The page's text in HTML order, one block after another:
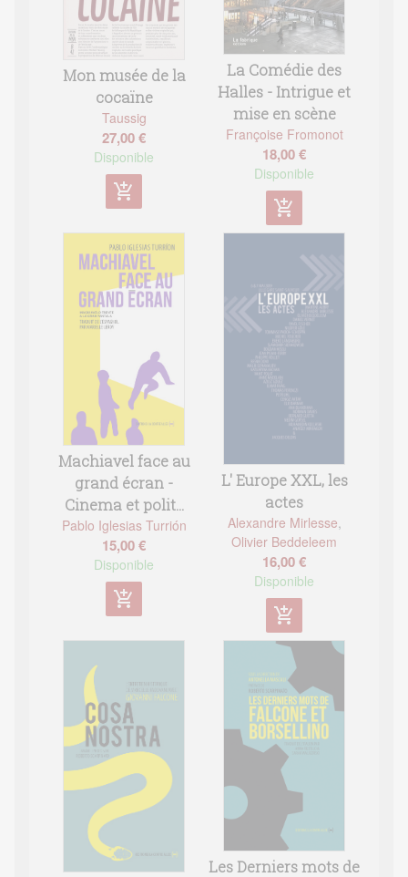
Mon musée de la
cocaïne
Taussig
27,00 €
Disponible
add_shopping_cart
La Comédie des
Halles - Intrigue et
mise en scène
Françoise Fromonot
18,00 €
Disponible
add_shopping_cart
Machiavel face au
grand écran -
Cinema et polit...
Pablo Iglesias Turrión
15,00 €
Disponible
add_shopping_cart
L' Europe XXL, les
actes
Alexandre Mirlesse,
Olivier Beddeleem
16,00 €
Disponible
add_shopping_cart
Les Derniers mots de